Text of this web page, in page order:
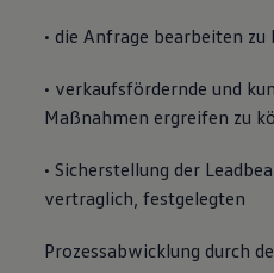
• die Anfrage bearbeiten zu
• verkaufsfördernde und
Maßnahmen ergreifen zu
• Sicherstellung der
vertraglich, festgelegten
Prozessabwicklung durch